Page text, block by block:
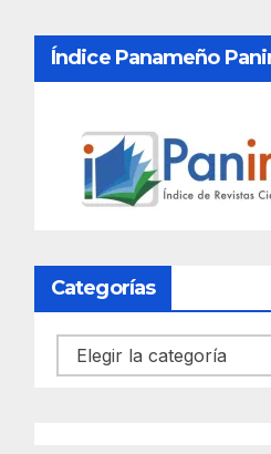
Índice Panameño
Categorías
Categorías